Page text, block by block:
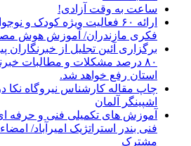
ساعت به وقت آزادی!
ارائه ۶۰ فعالیت ویژه کودک و
فکری مازندران/ آموزش هوش
برگزاری آئین تجلیل از
۸۰ درصد مشکلات و مطالبات
استان رفع خواهد شد.
چاپ مقاله کارشناس نيروگاه نكا
اشپینگر آلمان
آموزش های تکمیلی فنی و حرفه
فنی بندر استراتژیک امیرآباد/
مشترک